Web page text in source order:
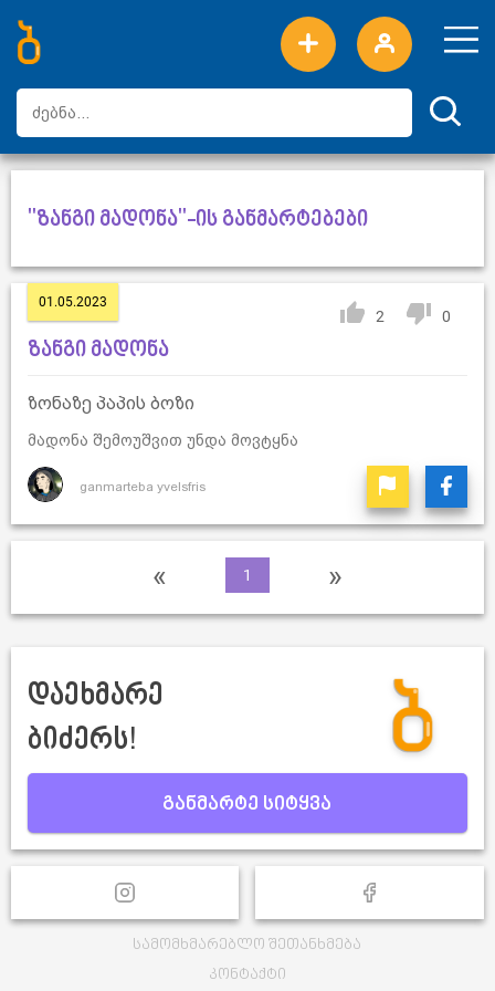
ახალი სიტყვები
ტოპ სიტყვები
დღის ტოპ სიტყვები
ტოპ მომხმარებლები
"ზანგი მადონა"-ის განმარტებები
01.05.2023
2 0
ზანგი მადონა
ზონაზე პაპის ბოზი
მადონა შემოუშვით უნდა მოვტყნა
ganmarteba yvelsfris
« 1 »
დაეხმარე
ბიძერს!
განმარტე სიტყვა
სამომხმარებლო შეთანხმება
კონტაქტი